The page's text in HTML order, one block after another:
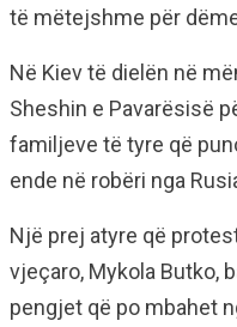
të mëtejshme për
Në Kiev të dielën në
Sheshin e Pavarësisë
familjeve të tyre që
ende në robëri nga
Një prej atyre që
vjeçaro, Mykola Butko,
pengjet që po mbahet